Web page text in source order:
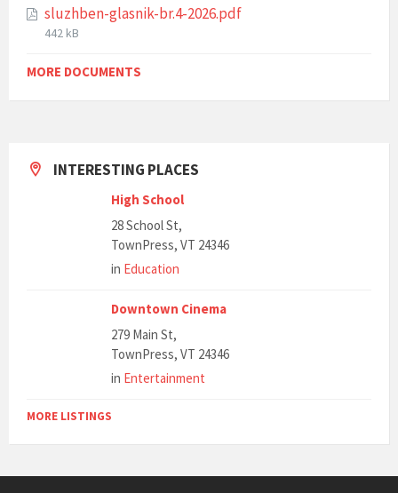
e
:i
e
l
e
i
z
sluzhben-glasnik-br.4-2026.pdf
F
l
442 kB
MORE DOCUMENTS
INTERESTING PLACES
High School
28 School St,
TownPress, VT 24346
in Education
Downtown Cinema
279 Main St,
TownPress, VT 24346
in Entertainment
MORE LISTINGS